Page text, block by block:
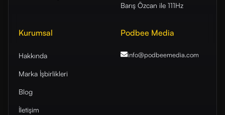
Barış Özcan ile 111Hz
Kurumsal
Hakkında
Marka İşbirlikleri
Blog
İletişim
Podbee Media
info@podbeemedia.com